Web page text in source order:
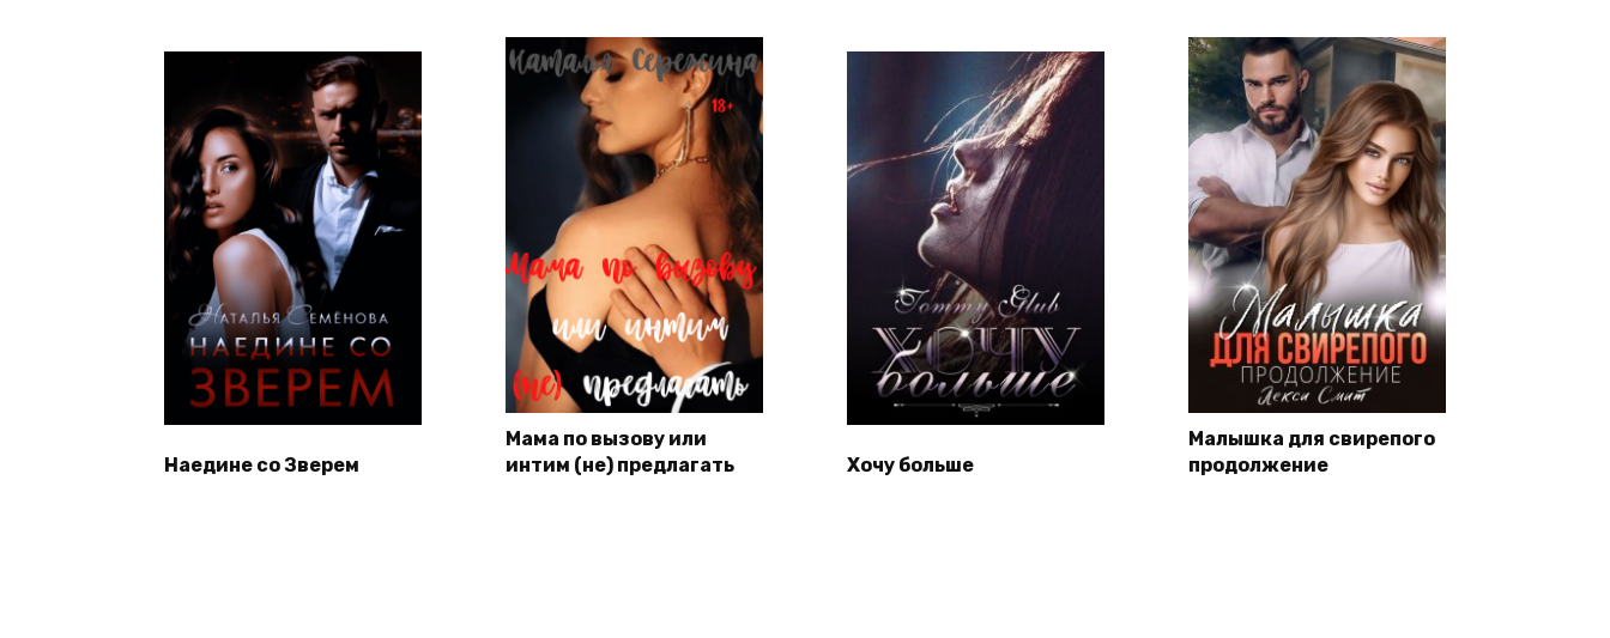
Наедине со Зверем
Мама по вызову или
интим (не) предлагать
Хочу больше
Малышка для свирепого
продолжение